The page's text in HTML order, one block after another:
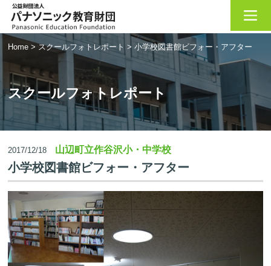
Home > スクールフォトレポート >小学校図書館ビフォー・アフター
スクールフォトレポート
2017/12/18 山辺町立作谷沢小・中学校
小学校図書館ビフォー・アフター